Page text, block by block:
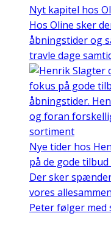
Nyt kapitel hos
Hos Oline sker
åbningstider og
travle dage
Nye tider hos
på de gode
Der sker
vores
Peter følger med